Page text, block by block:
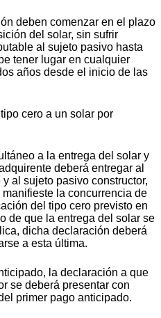
deben comenzar en el plazo
del solar, sin sufrir
al sujeto pasivo hasta
tener lugar en cualquier
años desde el inicio de las
cero a un solar por
a la entrega del solar y
deberá entregar al
al sujeto pasivo constructor,
la concurrencia de
del tipo cero previsto en
de que la entrega del solar se
dicha declaración deberá
a esta última.
la declaración a que
se deberá presentar con
primer pago anticipado.